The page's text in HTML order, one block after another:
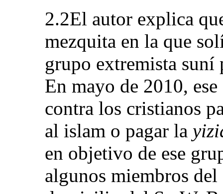
2.2El autor explica
mezquita en la que
grupo extremista suní
En mayo de 2010,
contra los cristianos
al islam o pagar la
en objetivo de ese
algunos miembros